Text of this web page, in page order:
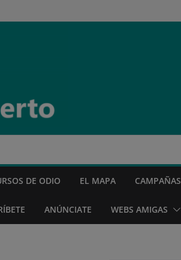
DE ODIO EL MAPA CAMPAÑAS
ANÚNCIATE WEBS AMIGAS